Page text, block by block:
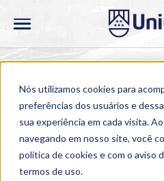
Nós utilizamos cookies para
preferências dos usuários e
sua experiência em cada visita.
navegando em nosso site, você
política de cookies e com o aviso
termos de uso.
Home > Cursos > Presencial >
Pedagogia